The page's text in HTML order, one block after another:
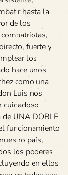
hasta la
de los
fuerte y
los
hace unos
como una
Luis nos
cuidadoso
de UNA DOBLE
funcionamiento
país,
los poderes
en ellos